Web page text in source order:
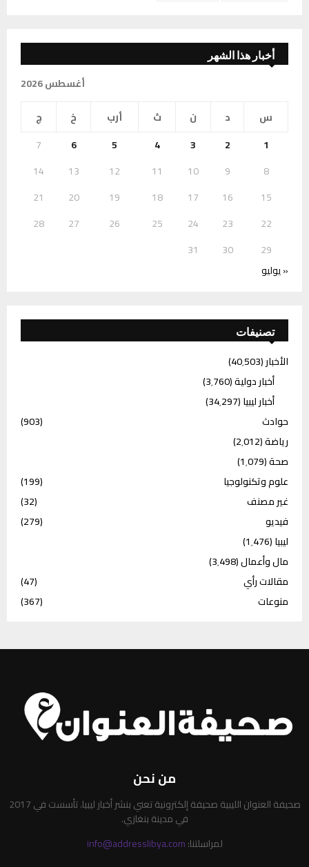
أخبار هذا الشهر
أغسطس 2026
س
د ن ث أرب خ
ج
1
2
3
4
5
6
7
8
9
10
11
12
13
14
15
16
17
18
19
20
21
22
23
24
25
26
27
28
29
30
31
« يوليو
تصنيفات
الأخبار(40٬503)
أخبار دولية(3٬760)
أخبار ليبيا(34٬297)
حوادث
(903)
رياضة(2٬012)
صحة(1٬079)
علوم وتكنولوجيا
(199)
غير مصنف
(32)
فيديو
(279)
ليبيا(1٬476)
مال وأعمال(3٬498)
مقالات رأي
(47)
منوعات
(367)
من نحن
صحيفة العنوان الليبية صحيفة إلكترونية تعني بنشر أخبار ليبيا. تأسست في 2017
في مدينة بنغازي.
لمراسلتنا:info@addresslibya.com